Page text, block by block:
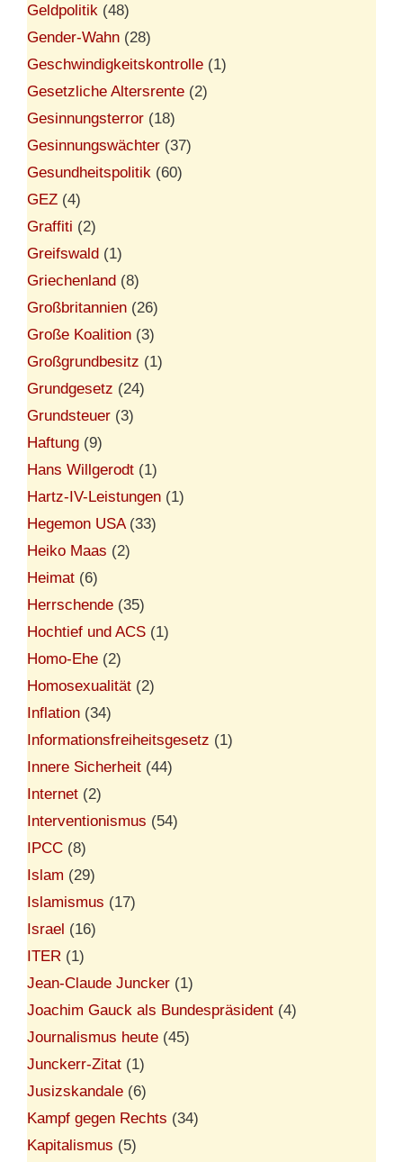
Geldpolitik (48)
Gender-Wahn (28)
Geschwindigkeitskontrolle (1)
Gesetzliche Altersrente (2)
Gesinnungsterror (18)
Gesinnungswächter (37)
Gesundheitspolitik (60)
GEZ (4)
Graffiti (2)
Greifswald (1)
Griechenland (8)
Großbritannien (26)
Große Koalition (3)
Großgrundbesitz (1)
Grundgesetz (24)
Grundsteuer (3)
Haftung (9)
Hans Willgerodt (1)
Hartz-IV-Leistungen (1)
Hegemon USA(33)
Heiko Maas (2)
Heimat (6)
Herrschende (35)
Hochtief und ACS (1)
Homo-Ehe (2)
Homosexualität (2)
Inflation (34)
Informationsfreiheitsgesetz (1)
Innere Sicherheit (44)
Internet (2)
Interventionismus (54)
IPCC (8)
Islam (29)
Islamismus (17)
Israel (16)
ITER (1)
Jean-Claude Juncker (1)
Joachim Gauck als Bundespräsident (4)
Journalismus heute (45)
Junckerr-Zitat (1)
Jusizskandale (6)
Kampf gegen Rechts (34)
Kapitalismus (5)